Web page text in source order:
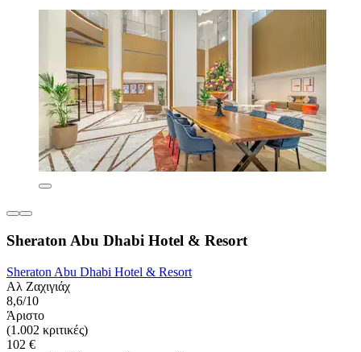
Sheraton Abu Dhabi Hotel & Resort
Sheraton Abu Dhabi Hotel & Resort
Αλ Ζαχιγιάχ
8,6/10
Άριστο
(1.002 κριτικές)
102 €